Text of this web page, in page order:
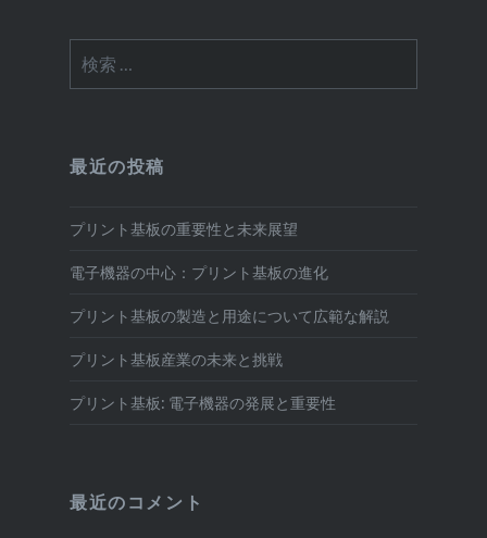
索:
最近の投稿
プリント基板の重要性と未来展望
電子機器の中心：プリント基板の進化
プリント基板の製造と用途について広範な解説
プリント基板産業の未来と挑戦
プリント基板: 電子機器の発展と重要性
最近のコメント